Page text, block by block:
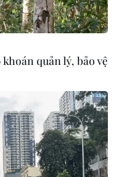
quản lý, bảo vệ